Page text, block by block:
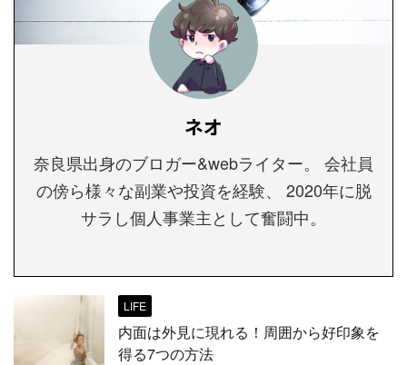
ネオ
奈良県出身のブロガー&webライター。 会社員
の傍ら様々な副業や投資を経験、 2020年に脱
サラし個人事業主として奮闘中。
LIFE
内面は外見に現れる！周囲から好印象を
得る7つの方法